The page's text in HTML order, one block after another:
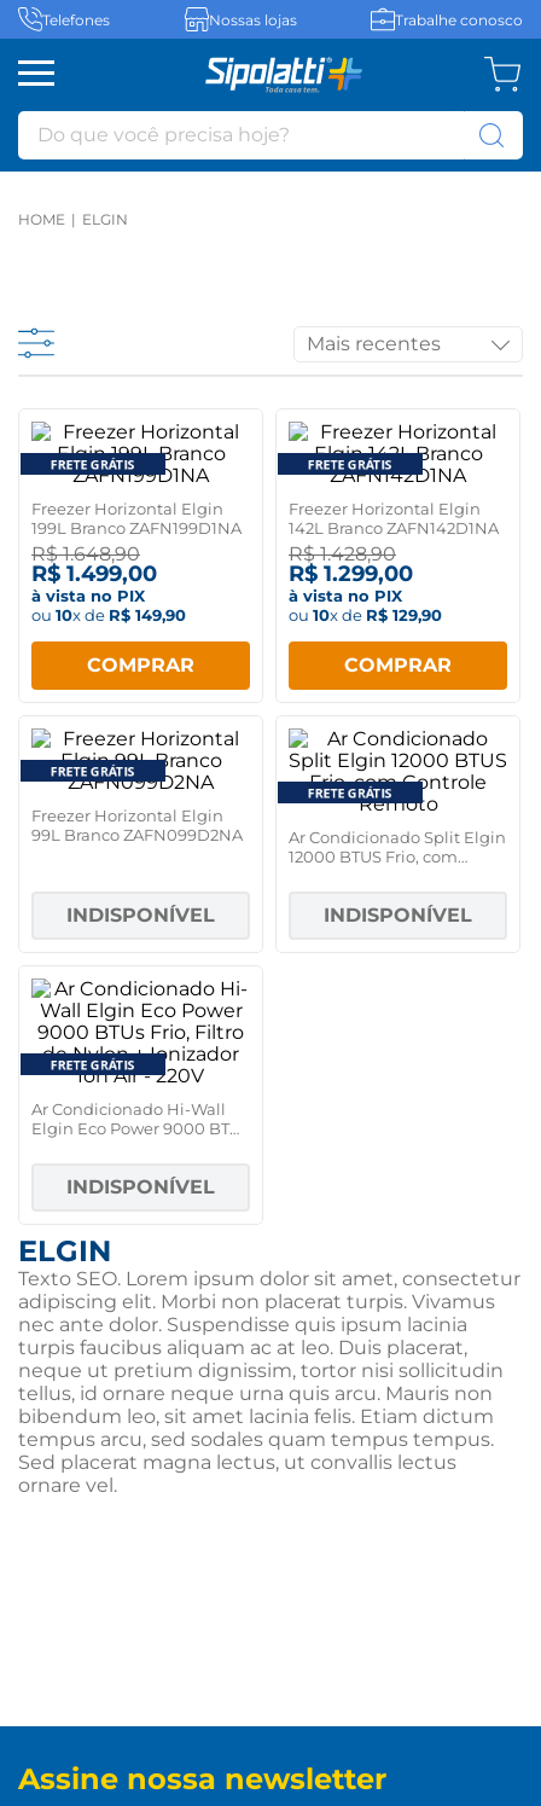
Telefones Nossas lojas Trabalhe conosco
Do que você precisa hoje?
ELGIN
Mais recentes
Freezer Horizontal Elgin
199L Branco ZAFN199D1NA
R$ 1.648,90
R$ 1.499,00
à vista no PIX
ou 10x de R$ 149,90
COMPRAR
Freezer Horizontal Elgin
142L Branco ZAFN142D1NA
R$ 1.428,90
R$ 1.299,00
à vista no PIX
ou 10x de R$ 129,90
COMPRAR
Freezer Horizontal Elgin
99L Branco ZAFN099D2NA
INDISPONÍVEL
Ar Condicionado Split Elgin
12000 BTUS Frio, com
INDISPONÍVEL
Ar Condicionado Hi-Wall
Elgin Eco Power 9000 BTUs
INDISPONÍVEL
ELGIN
Texto SEO. Lorem ipsum dolor sit amet, consectetur
adipiscing elit. Morbi non placerat turpis. Vivamus
nec ante dolor. Suspendisse quis ipsum lacinia
turpis faucibus aliquam ac at leo. Duis placerat,
neque ut pretium dignissim, tortor nisi sollicitudin
tellus, id ornare neque urna quis arcu. Mauris non
bibendum leo, sit amet lacinia felis. Etiam dictum
tempus arcu, sed sodales quam tempus tempus.
Sed placerat magna lectus, ut convallis lectus
ornare vel.
Assine nossa newsletter